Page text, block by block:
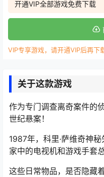
开通VIP全部游戏免费下载
VIP专享游戏，请开通VIP后再下
关于这款游戏
作为专门调查离奇案件的
世纪悬案！
1987年，科里·萨维奇神
家中的电视机和游戏手套
这些日常物品，是否隐藏